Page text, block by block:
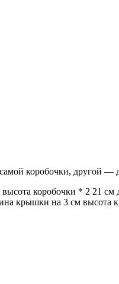
коробочки, другой —
коробочки * 2 21
крышки на 3 см высота